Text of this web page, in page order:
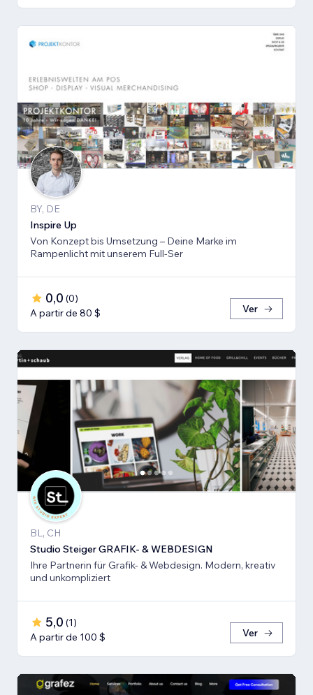
BY, DE
Inspire Up
Von Konzept bis Umsetzung – Deine Marke im
Rampenlicht mit unserem Full-Ser
0,0 (0)
A partir de 80 $
Ver
BL, CH
Studio Steiger GRAFIK- & WEBDESIGN
Ihre Partnerin für Grafik- & Webdesign. Modern, kreativ
und unkompliziert
5,0 (1)
A partir de 100 $
Ver